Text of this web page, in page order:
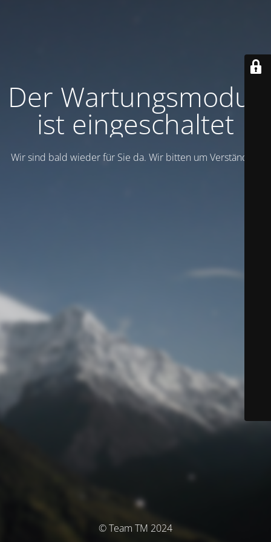
Der Wartungsmodus
ist eingeschaltet
Wir sind bald wieder für Sie da. Wir bitten um Verständnis
© Team TM 2024